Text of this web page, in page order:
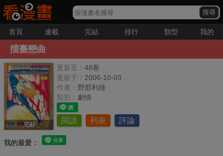
首頁 連載 完結 排行 類型 我的
擂臺戀曲
完結
更新至： 48卷
更新于： 2006-10-03
作者： 野部利雄
類別： 劇情
閱讀 列表 評論
我的最愛：